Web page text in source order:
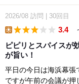
2026/08 訪問 30回目
3.4
ピピリとスパイスが
が旨い！
平日の今日は海浜幕張
ですが午前の会議が